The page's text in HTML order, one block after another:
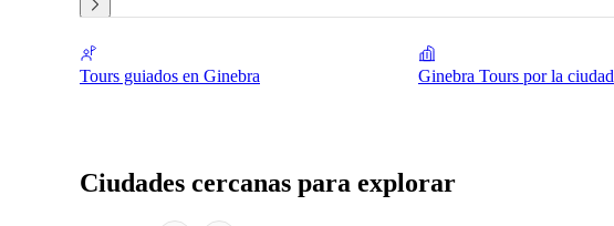
Tours guiados en Ginebra Ginebra Tours por la ciudad
Ciudades cercanas para explorar